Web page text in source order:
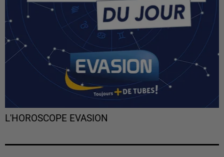
L'HOROSCOPE EVASION